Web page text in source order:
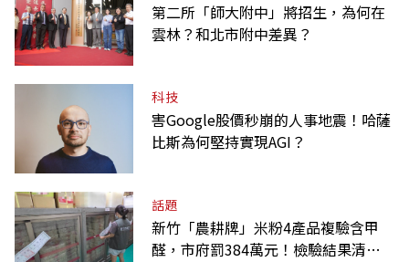
第二所「師大附中」將招生，為何在
雲林？和北市附中差異？
科技
害Google股價秒崩的人事地震！哈薩
比斯為何堅持實現AGI？
話題
新竹「農耕牌」米粉4產品複驗含甲
醛，市府罰384萬元！檢驗結果清單